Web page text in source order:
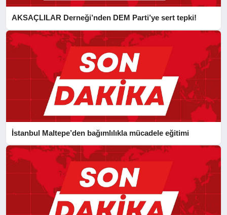
AKSAÇLILAR Derneği’nden DEM Parti’ye sert tepki!
İstanbul Maltepe’den bağımlılıkla mücadele eğitimi